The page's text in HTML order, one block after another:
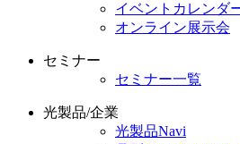
イベントカレンダ
オンライン展示会
セミナー
セミナー一覧
光製品/企業
光製品Navi